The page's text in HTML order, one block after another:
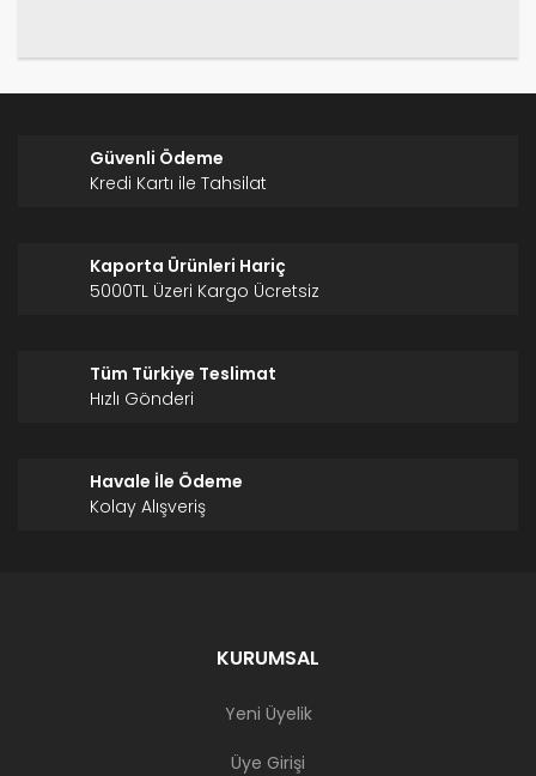
Güvenli Ödeme
Kredi Kartı ile Tahsilat
Kaporta Ürünleri Hariç
5000TL Üzeri Kargo Ücretsiz
Tüm Türkiye Teslimat
Hızlı Gönderi
Havale İle Ödeme
Kolay Alışveriş
KURUMSAL
Yeni Üyelik
Üye Girişi